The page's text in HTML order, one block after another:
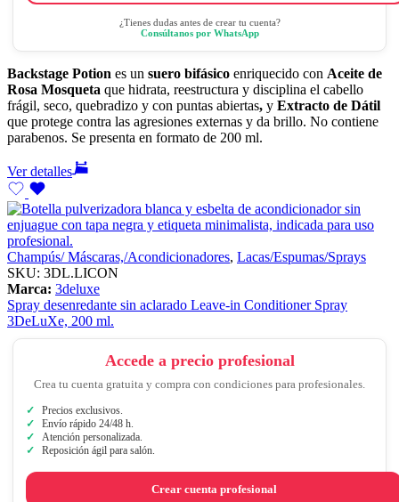
¿Tienes dudas antes de crear tu cuenta?
Consúltanos por WhatsApp
Backstage Potion es un suero bifásico enriquecido con Aceite de
Rosa Mosqueta que hidrata, reestructura y disciplina el cabello
frágil, seco, quebradizo y con puntas abiertas, y Extracto de Dátil
que protege contra las agresiones externas y da brillo. No contiene
parabenos. Se presenta en formato de 200 ml.
Ver detalles
Champús/ Máscaras,/Acondicionadores, Lacas/Espumas/Sprays
SKU: 3DL.LICON
Marca: 3deluxe
Spray desenredante sin aclarado Leave-in Conditioner Spray
3DeLuXe, 200 ml.
Accede a precio profesional
Crea tu cuenta gratuita y compra con condiciones para profesionales.
Precios exclusivos.
Envío rápido 24/48 h.
Atención personalizada.
Reposición ágil para salón.
Crear cuenta profesional